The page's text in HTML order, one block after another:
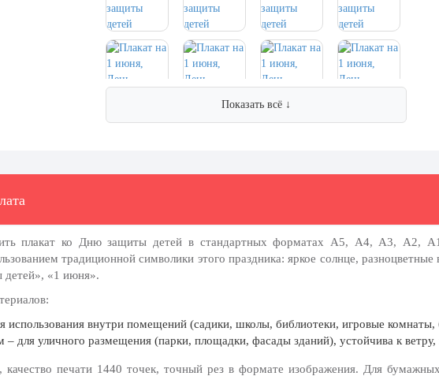
Показать всё ↓
плакат ко Дню защиты детей в стандартных форматах А5, А4, А3, А2,
традиционной символики этого праздника: яркое солнце,
детей», «1 июня».
использования внутри помещений (садики, школы, библиотеки, игровые
– для уличного размещения (парки, площадки, фасады зданий), устойчива к ветру,
качество печати 1440 точек, точный рез в формате изображения. Для